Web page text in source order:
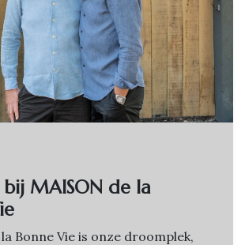
MAISON de la
Bonne Vie is onze droomplek,